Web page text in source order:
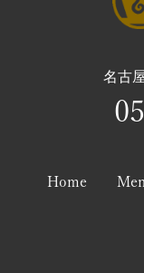
名古
Home